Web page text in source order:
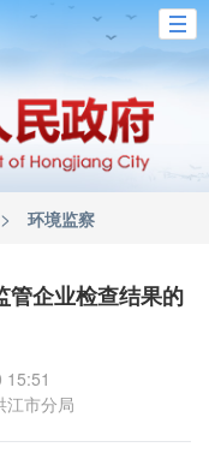
> 环境监察
管企业检查结果的
15:51
江市分局